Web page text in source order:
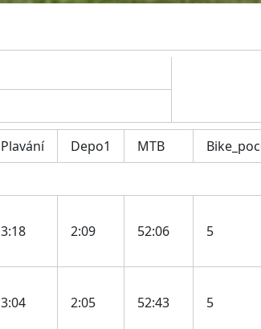
Plavání Depo1 MTB
3:18 2:09 52:06 5
3:04 2:05 52:43 5